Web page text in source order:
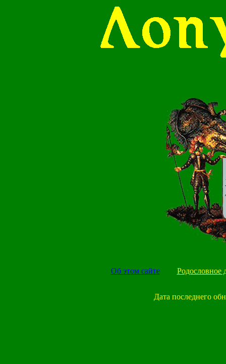
Об этом сайте Родословное
Дата последнего